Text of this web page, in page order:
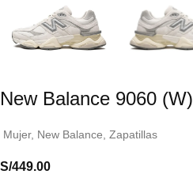
New Balance 9060 (W)
Mujer, New Balance Zapatillas
S/449.00